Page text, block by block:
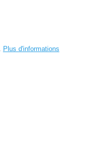
Plus d'informations